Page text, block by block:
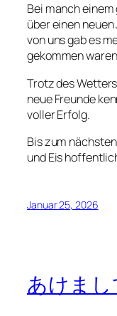
Bei manch einem
über einen
von uns gab es
gekommen
Trotz des
neue Freunde
voller Erfolg.
Bis zum
und Eis
Januar 25, 2026
あけまし